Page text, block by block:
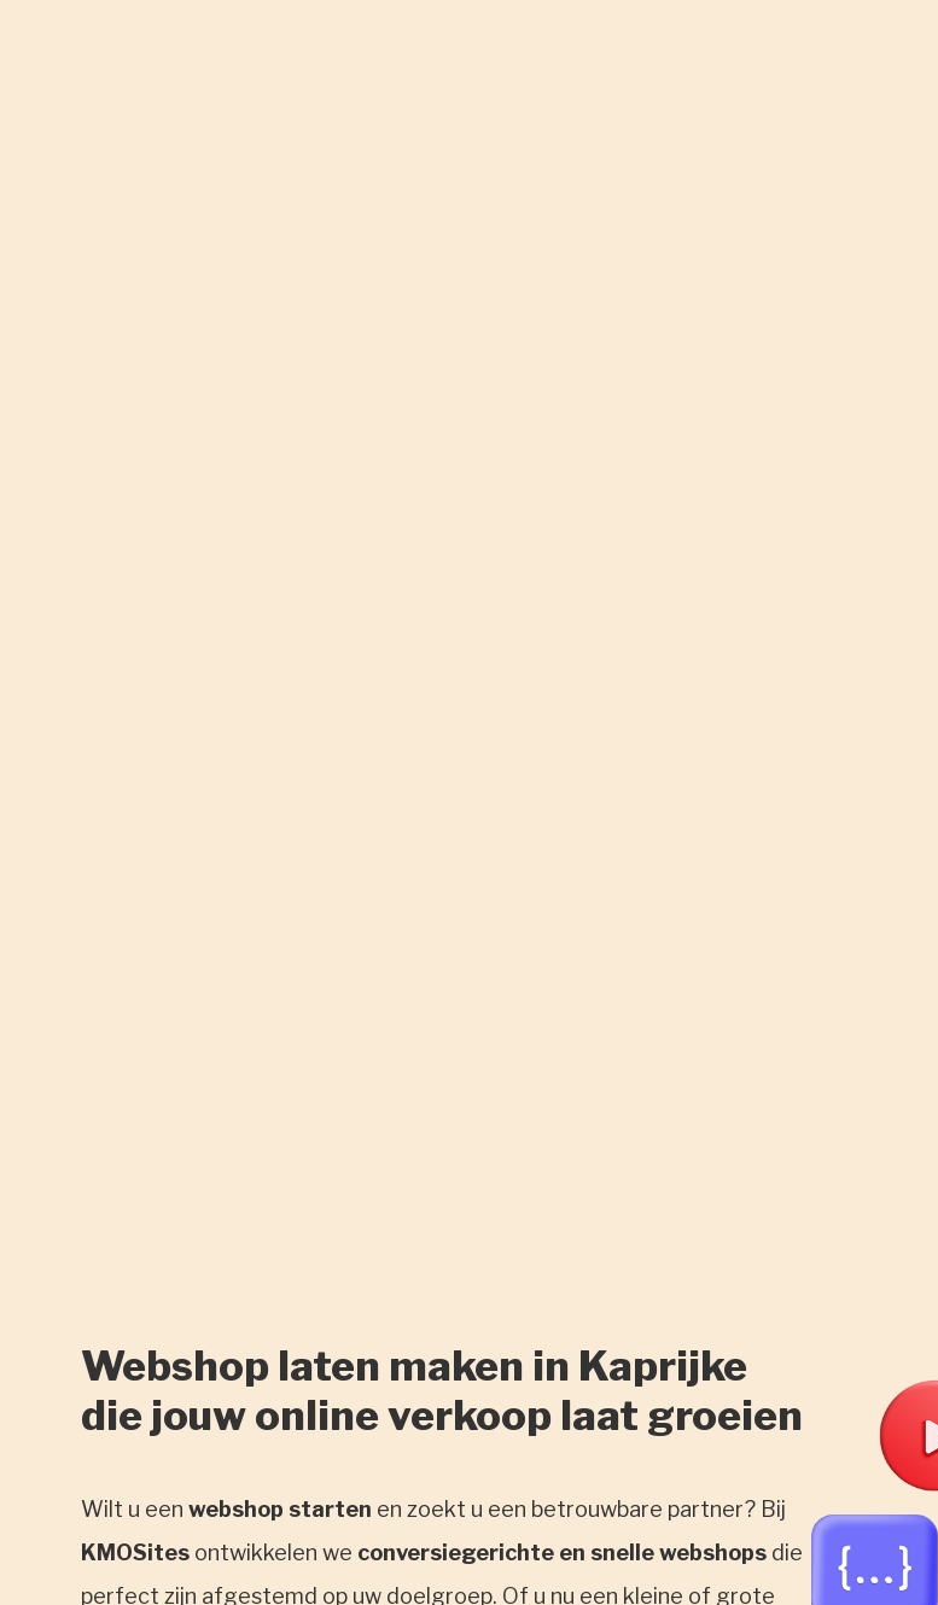
Webshop laten maken in Kaprijke
die jouw online verkoop laat groeien
Wilt u eenwebshop starten en zoekt u een betrouwbare partner? Bij
KMOSites ontwikkelen we conversiegerichte en snelle webshops die
perfect zijn afgestemd op uw doelgroep. Of u nu een kleine of grote